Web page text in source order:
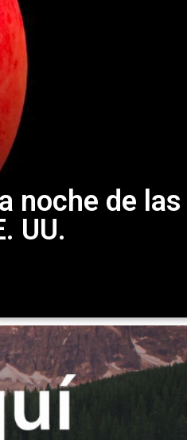
noche de las
UU.